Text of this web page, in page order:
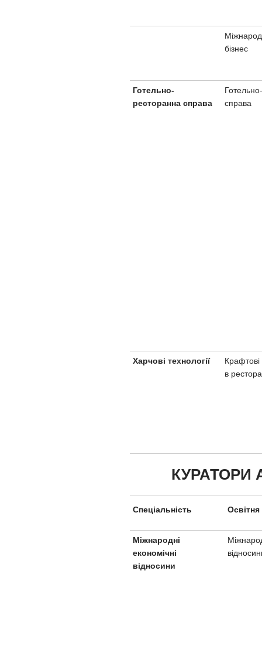
бізнес
Готельно-
ресторанна справа
справа
Харчові технології
Крафтові
в
КУРАТОРИ
Спеціальність
Міжнародні
економічні
відносини